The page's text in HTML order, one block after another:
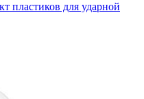
плаcтиков для ударной